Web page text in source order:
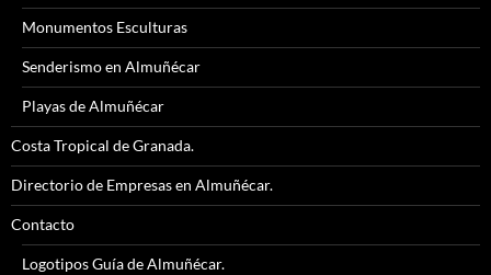
Monumentos Esculturas
Senderismo en Almuñécar
Playas de Almuñécar
Costa Tropical de Granada.
Directorio de Empresas en Almuñécar.
Contacto
Logotipos Guía de Almuñécar.